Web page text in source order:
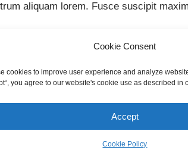
Cookie Consent
cookies to improve user experience and analyze
you agree to our website's cookie use as described in
Accept
Cookie Policy
aliquam lorem. Fusce suscipit
Cras ac velit ac tellus pharetra auctor
leo condimentum quis. Praesent sed
augue, tincidunt vel lobortis eget,
Quisque fermentum est non
sit amet sapien vel egestas. Integer vel